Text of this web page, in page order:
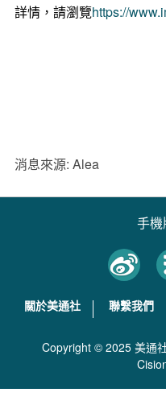
詳情，請瀏覽https://
消息來源: Alea
手機
關於美通社 聯繫我們
Copyright © 2025 美通